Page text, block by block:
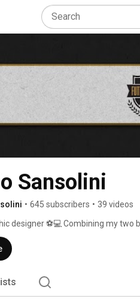
Sansolini
• 645 subscribers • 39 videos
designer ⚽💻 Combining my two
🔥